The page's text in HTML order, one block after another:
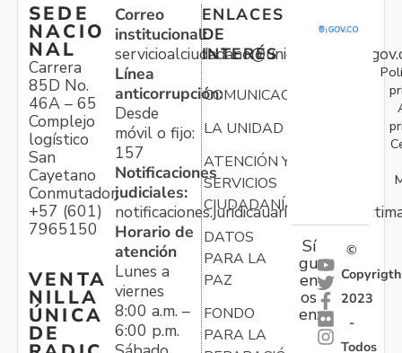
SEDE
NACIO
NAL
Carrera
85D No.
46A – 65
Complejo
logístico
San
Cayetano
Conmutador:
+57 (601)
7965150
VENTA
NILLA
ÚNICA
DE
Correo
institucional:
Línea
anticorrupción:
Desde
móvil o fijo:
157
Notificaciones
judiciales:
Horario de
atención
Lunes a
viernes
8:00 a.m. –
6:00 p.m.
ENLACES
DE
INTERÉS
COMUNICACIONES
LA UNIDAD
ATENCIÓN Y
SERVICIOS
CIUDADANÍA
DATOS
PARA LA
PAZ
FONDO
PARA LA
Sí
gu
en
os
en:
©
Copyrigth
2023
-
Todos